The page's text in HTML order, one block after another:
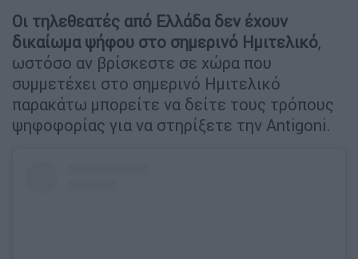
Οι τηλεθεατές από Ελλάδα δεν έχουν
δικαίωμα ψήφου στο σημερινό Ημιτελικό,
ωστόσο αν βρίσκεστε σε χώρα που
συμμετέχει στο σημερινό Ημιτελικό
παρακάτω μπορείτε να δείτε τους τρόπους
ψηφοφορίας για να στηρίξετε την Antigoni.